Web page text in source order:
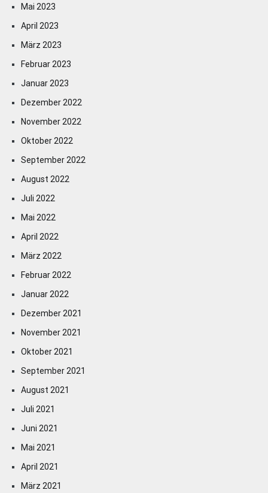
Mai 2023
April 2023
März 2023
Februar 2023
Januar 2023
Dezember 2022
November 2022
Oktober 2022
September 2022
August 2022
Juli 2022
Mai 2022
April 2022
März 2022
Februar 2022
Januar 2022
Dezember 2021
November 2021
Oktober 2021
September 2021
August 2021
Juli 2021
Juni 2021
Mai 2021
April 2021
März 2021